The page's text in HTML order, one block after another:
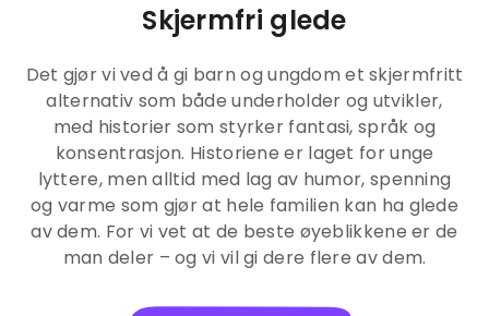
Skjermfri glede
Det gjør vi ved å gi barn og ungdom et skjermfritt
alternativ som både underholder og utvikler,
med historier som styrker fantasi, språk og
konsentrasjon. Historiene er laget for unge
lyttere, men alltid med lag av humor, spenning
og varme som gjør at hele familien kan ha glede
av dem. For vi vet at de beste øyeblikkene er de
man deler – og vi vil gi dere flere av dem.